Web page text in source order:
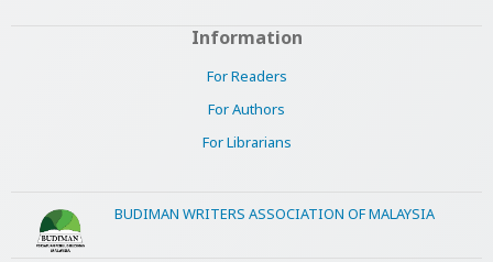
Information
For Readers
For Authors
For Librarians
BUDIMAN WRITERS ASSOCIATION OF MALAYSIA